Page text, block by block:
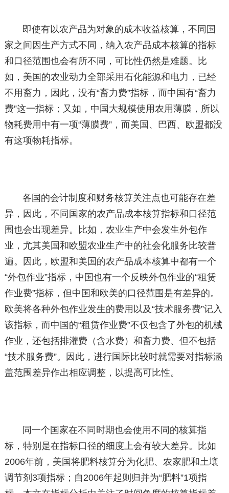
即使有以农产品为对象的成本收益核算，不同国
家之间因生产方式不同，纳入农产品成本核算的指标
和口径范围也会有所不同，可比性仍然是难题。比
如，美国的农业动力全部采用石化能源和电力，已经
不用畜力，因此，没有“畜力费”指标，而中国有“畜力
费”这一指标；又如，中国大规模使用农用薄膜，所以
物耗费用中有一项“薄膜费”，而美国、巴西、欧盟都没
有这项物耗指标。
各国的会计制度和财务核算关注点也可能存在差
异，因此，不同国家的农产品成本核算指标和口径范
围也会出现差异。比如，农业生产中会发生外包作
业，尤其美国和欧盟农业生产中的社会化服务比较普
遍。因此，欧盟和美国的农产品成本核算中都有一个
“外包作业”指标，中国也有一个反映外包作业的“租赁
作业费”指标，但中国和欧美的口径范围是有差异的。
欧美将各种外包作业发生的费用以及“技术服务费”记入
该指标，而中国的“租赁作业费”不仅包含了外包的机械
作业，还包括排灌费（含水费）和畜力费、但不包括
“技术服务费”。因此，进行国际比较时就需要对指标涵
盖范围差异作出相应调整，以提高可比性。
同一个国家在不同时期也会使用不同的核算指
标，特别是在指标口径的细度上会有较大差异。比如
2006年前，美国将肥料核算分为化肥、农家肥和土壤
调节剂3项指标；自2006年起则归并为“肥料”1项指